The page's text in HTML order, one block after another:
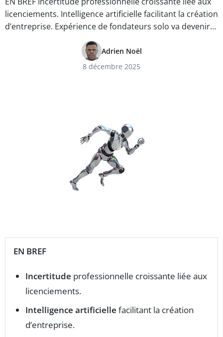
licenciements. Intelligence artificielle facilitant la création
d’entreprise. Expérience de fondateurs solo va devenir…
Adrien Noël
8 décembre 2025
EN BREF
Incertitude professionnelle croissante liée aux
licenciements.
Intelligence artificielle facilitant la création
d’entreprise.